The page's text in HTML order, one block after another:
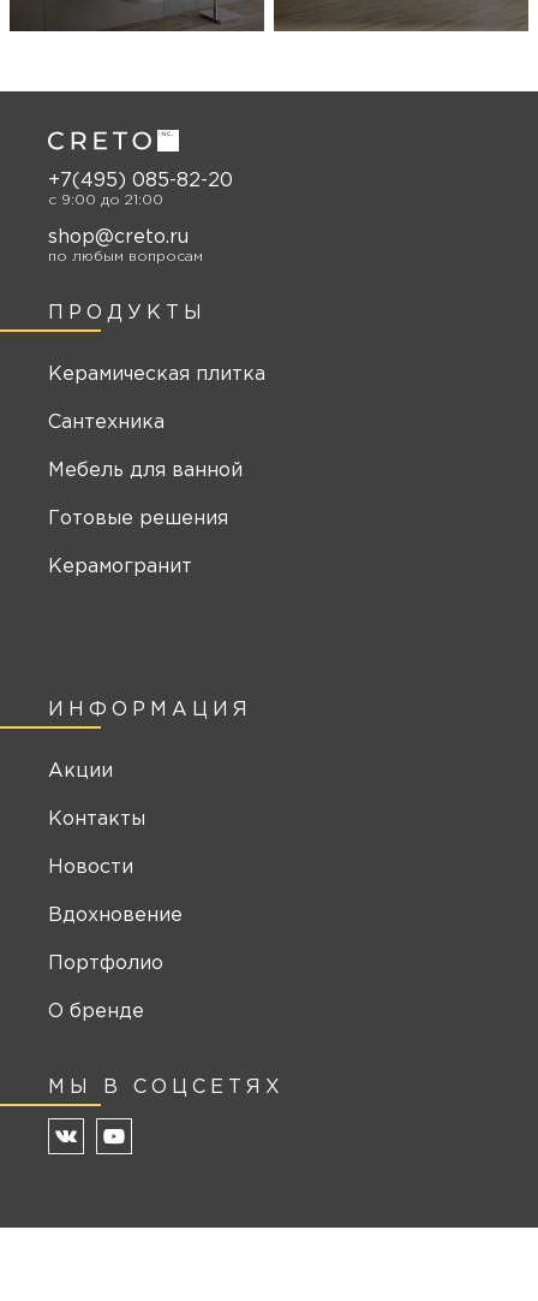
ИНФОРМАЦИЯ
Акции
Контакты
Новости
Вдохновение
Портфолио
О бренде
МЫ В СОЦСЕТЯХ
ПРОДУКТЫ
Керамическая плитка
Сантехника
Мебель для ванной
Готовые решения
Керамогранит
+7(495) 085-82-20
c 9:00 до 21:00
shop@creto.ru
по любым вопросам